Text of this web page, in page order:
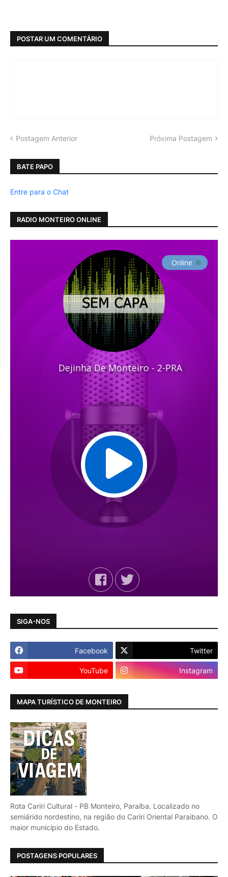
POSTAR UM COMENTÁRIO
Postagem Anterior Próxima Postagem
BATE PAPO
Entre para o Chat
RADIO MONTEIRO ONLINE
SIGA-NOS
Facebook Twitter
YouTube Instagram
MAPA TURÍSTICO DE MONTEIRO
Rota Cariri Cultural - PB Monteiro, Paraíba. Localizado no
semiárido nordestino, na região do Cariri Oriental Paraibano. O
maior município do Estado.
POSTAGENS POPULARES